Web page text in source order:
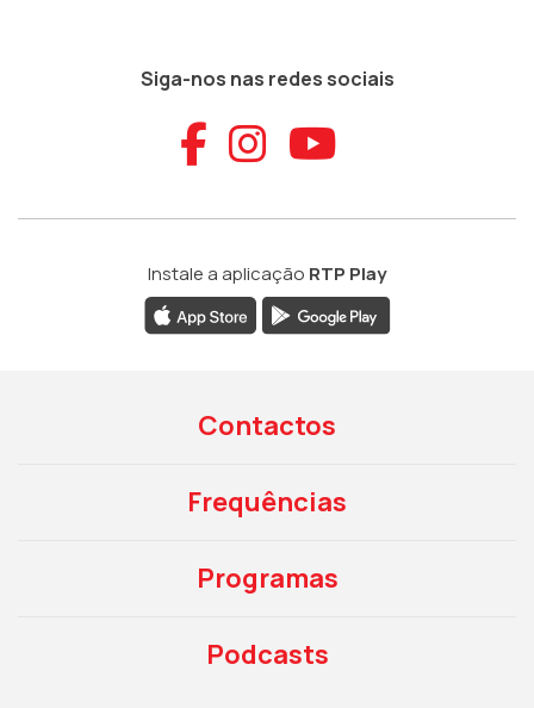
Siga-nos nas redes sociais
Aceder ao
Aceder ao
Aceder
Instale a aplicação RTP Play
Contactos
Frequências
Programas
Podcasts